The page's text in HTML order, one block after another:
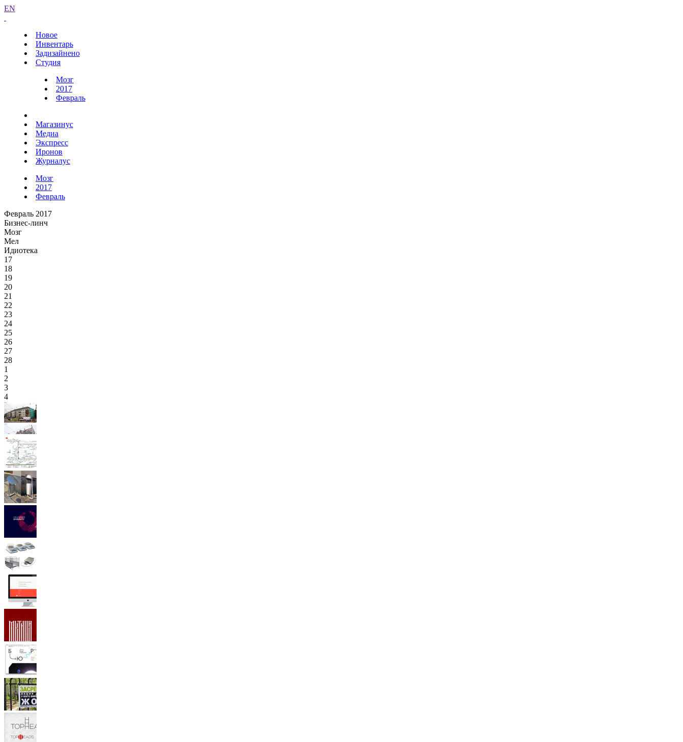
EN
Новое
Инвентарь
Задизайнено
Студия
Мозг
2017
Февраль
Магазинус
Медиа
Экспресс
Иронов
Журналус
Мозг
2017
Февраль
Февраль 2017
Бизнес-линч
Мозг
Мел
Идиотека
17
18
19
20
21
22
23
24
25
26
27
28
1
2
3
4